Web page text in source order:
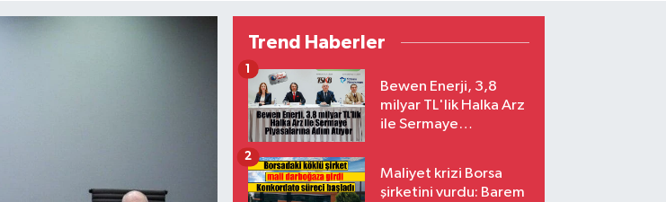
Trend Haberler
Bewen Enerji, 3,8
milyar TL'lik Halka Arz
ile Sermaye
1
Maliyet krizi Borsa
şirketini vurdu: Barem
2